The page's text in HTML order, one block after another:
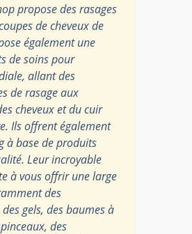
propose des rasages
de cheveux de
également une
de soins pour
allant des
de rasage aux
cheveux et du cuir
Ils offrent également
à base de produits
Leur incroyable
à vous offrir une large
des
gels, des baumes à
des